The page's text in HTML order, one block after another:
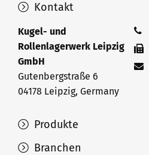
Produkte
Branchen
Kontakt
Kugel- und
Rollenlagerwerk Leipzig
GmbH
Gutenbergstraße 6
04178 Leipzig, Germany